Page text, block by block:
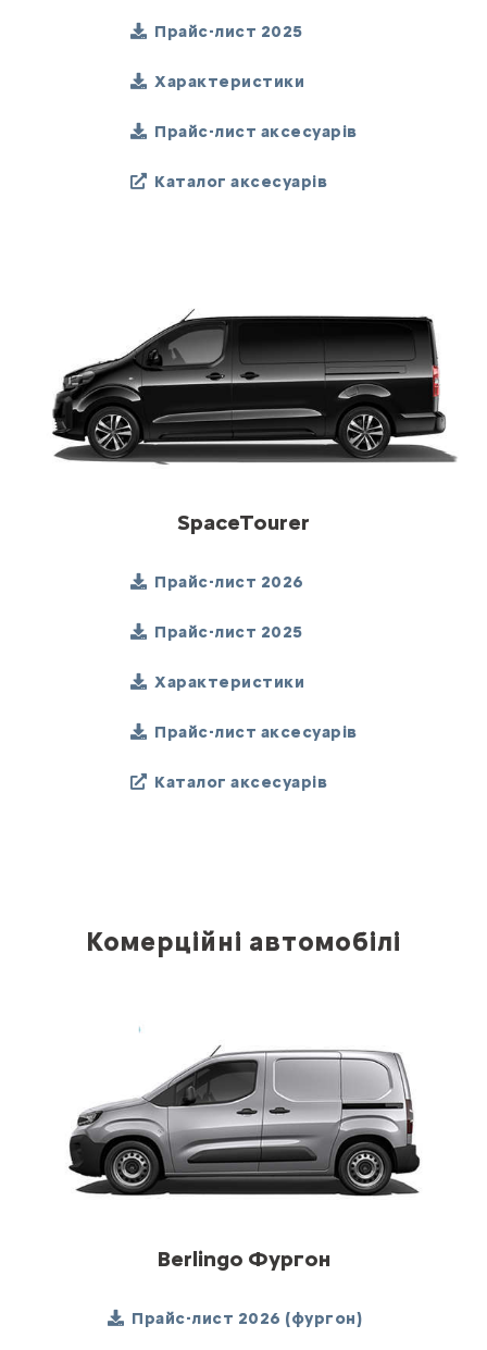
Прайс-лист 2025
Характеристики
Прайс-лист аксесуарів
Каталог аксесуарів
SpaceTourer
Прайс-лист 2026
Прайс-лист 2025
Характеристики
Прайс-лист аксесуарів
Каталог аксесуарів
Комерційні автомобілі
Berlingo Фургон
Прайс-лист 2026 (фургон)